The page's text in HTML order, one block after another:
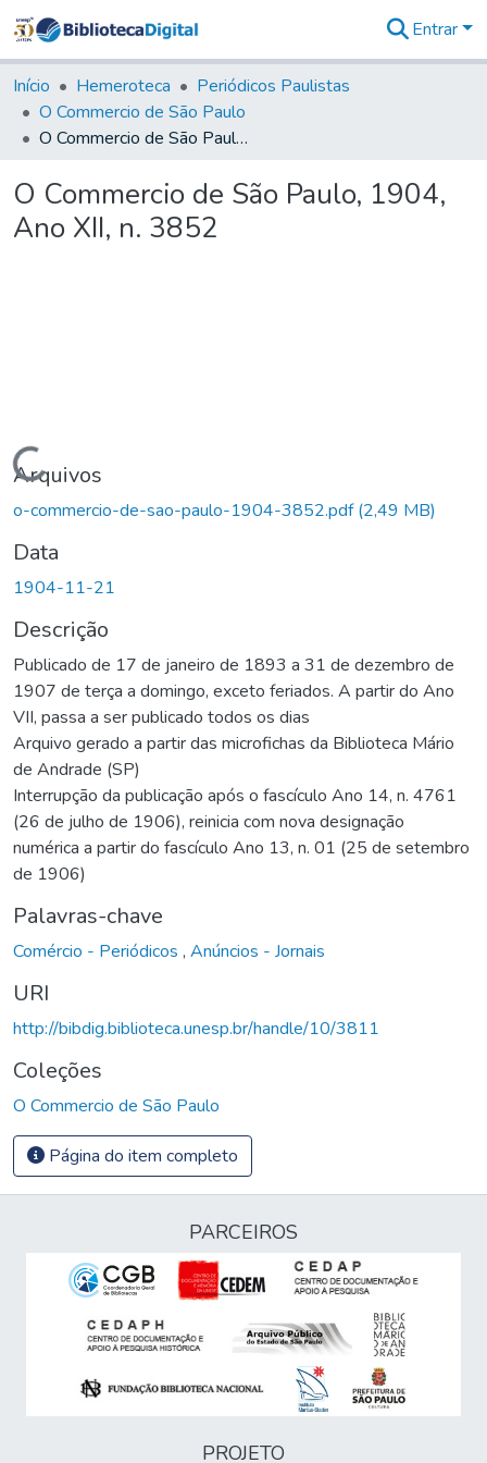
&
Coleções
Tudo na
Biblioteca
Estatísticas
Entrar
Início Hemeroteca
Periódicos Paulistas
O Commercio de São Paulo
O Commercio de São Paulo, 1904, Ano XII, n. 3852
O Commercio de São Paulo, 1904,
Ano XII, n. 3852
Carregando...
Arquivos
o-commercio-de-sao-paulo-1904-3852.pdf(2,49 MB)
Data
1904-11-21
Descrição
Publicado de 17 de janeiro de 1893 a 31 de dezembro de
1907 de terça a domingo, exceto feriados. A partir do Ano
VII, passa a ser publicado todos os dias
Arquivo gerado a partir das microfichas da Biblioteca Mário
de Andrade (SP)
Interrupção da publicação após o fascículo Ano 14, n. 4761
(26 de julho de 1906), reinicia com nova designação
numérica a partir do fascículo Ano 13, n. 01 (25 de setembro
de 1906)
Palavras-chave
Comércio - Periódicos , Anúncios - Jornais
URI
http://bibdig.biblioteca.unesp.br/handle/10/3811
Coleções
O Commercio de São Paulo
Página do item completo
PARCEIROS
PROJETO